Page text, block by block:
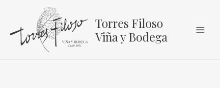
contenido
Torres Filoso
Viña y Bodega